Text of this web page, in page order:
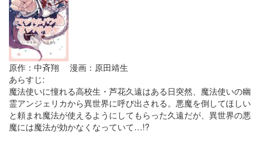
原作：中斉翔 漫画：原田靖生
あらすじ:
魔法使いに憧れる高校生・芦花久遠はある日突然、魔法使いの幽
霊アンジェリカから異世界に呼び出される。悪魔を倒してほしい
と頼まれ魔法が使えるようにしてもらった久遠だが、異世界の悪
魔には魔法が効かなくなっていて…!?